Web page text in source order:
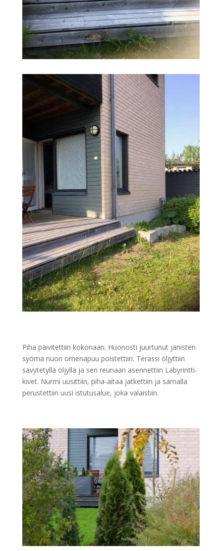
Piha päivitettiin kokonaan. Huonosti juurtunut jänisten
syömä nuori omenapuu poistettiin. Terassi öljyttiin
sävytetyllä öljyllä ja sen reunaan asennettiin Labyrintti-
kivet. Nurmi uusittiin, piha-aitaa jatkettiin ja samalla
perustettiin uusi istutusalue, joka valaistiin.